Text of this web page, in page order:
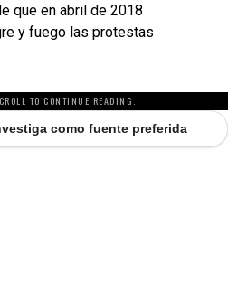
que en abril de 2018
y fuego las protestas
TO CONTINUE READING.
como fuente preferida